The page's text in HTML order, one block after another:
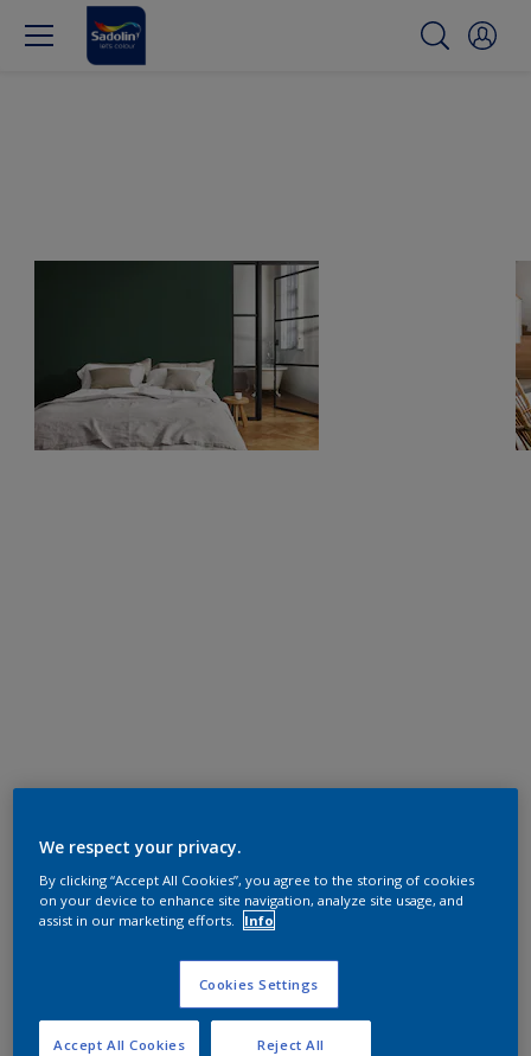
We respect your privacy.
By clicking “Accept All Cookies”, you agree to the storing of cookies
on your device to enhance site navigation, analyze site usage, and
assist in our marketing efforts.
Info
Cookies Settings
Reject All
Accept All Cookies